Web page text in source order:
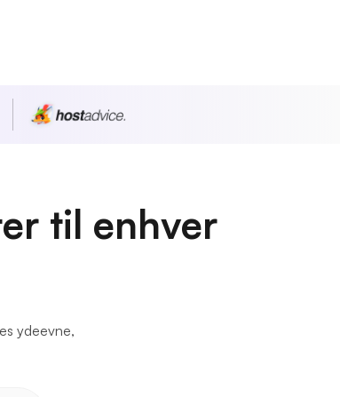
til enhver
ydeevne,